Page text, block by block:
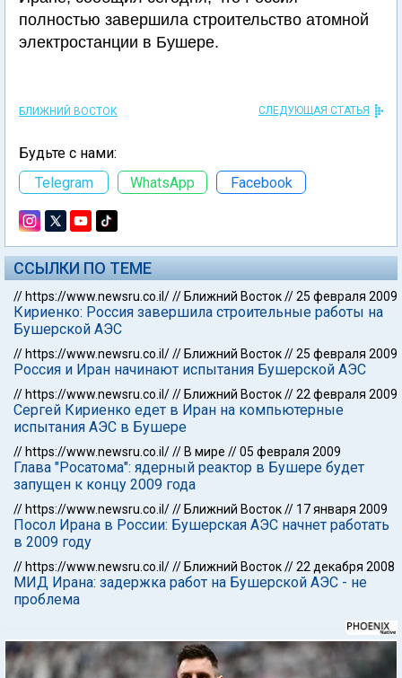
полностью завершила строительство атомной
электростанции в Бушере.
БЛИЖНИЙ ВОСТОК СЛЕДУЮЩАЯ СТАТЬЯ
Будьте с нами:
Telegram
WhatsApp Facebook
ССЫЛКИ ПО ТЕМЕ
// https://www.newsru.co.il/// Ближний Восток//25 февраля 2009
Кириенко: Россия завершила строительные работы на
Бушерской АЭС
// https://www.newsru.co.il/// Ближний Восток//25 февраля 2009
Россия и Иран начинают испытания Бушерской АЭС
// https://www.newsru.co.il/// Ближний Восток//22 февраля 2009
Сергей Кириенко едет в Иран на компьютерные
испытания АЭС в Бушере
// https://www.newsru.co.il/// В мире //05 февраля 2009
Глава "Росатома": ядерный реактор в Бушере будет
запущен к концу 2009 года
// https://www.newsru.co.il/// Ближний Восток// 17 января 2009
Посол Ирана в России: Бушерская АЭС начнет работать
в 2009 году
// https://www.newsru.co.il/// Ближний Восток//22 декабря 2008
МИД Ирана: задержка работ на Бушерской АЭС - не
проблема